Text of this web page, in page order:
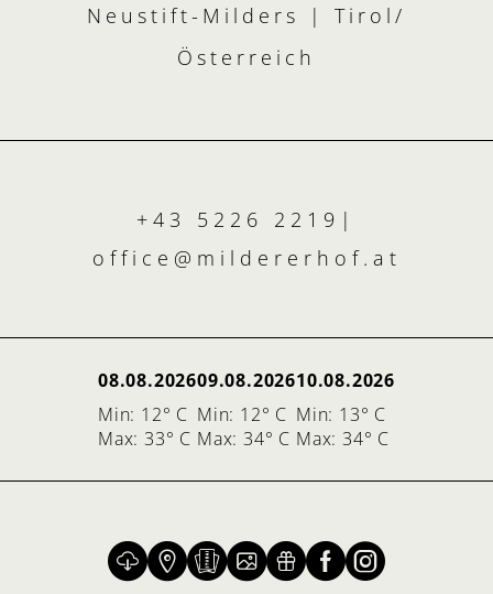
Neustift-Milders | Tirol/
Österreich
+43 5226 2219 |
office@ mildererhof. at
08.08.2026
Min: 12° C
Max: 33° C
09.08.2026
Min: 12° C
Max: 34° C
10.08.2026
Min: 13° C
Max: 34° C